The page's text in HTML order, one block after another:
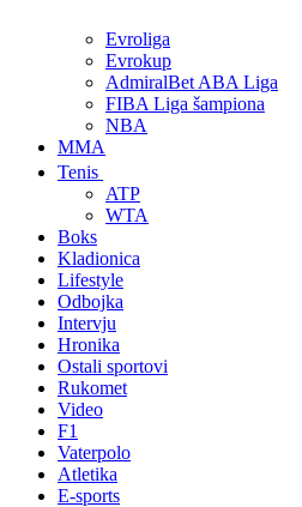
Evroliga
Evrokup
AdmiralBet ABA Liga
FIBA Liga šampiona
NBA
MMA
Tenis
ATP
WTA
Boks
Kladionica
Lifestyle
Odbojka
Intervju
Hronika
Ostali sportovi
Rukomet
Video
F1
Vaterpolo
Atletika
E-sports